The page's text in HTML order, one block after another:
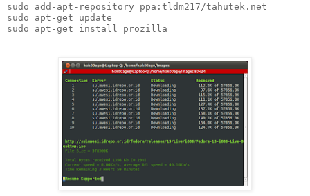
sudo add-apt-repository ppa:tldm217/tahutek.net
sudo apt-get update
sudo apt-get install prozilla